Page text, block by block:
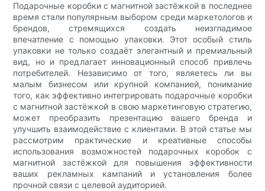
Подарочные коробки с магнитной застёжкой в ​​последнее
время стали популярным выбором среди маркетологов и
брендов, стремящихся создать неизгладимое
впечатление с помощью упаковки. Этот особый стиль
упаковки не только создаёт элегантный и премиальный
вид, но и предлагает инновационный способ привлечь
потребителей. Независимо от того, являетесь ли вы
малым бизнесом или крупной компанией, понимание
того, как эффективно интегрировать подарочные коробки
с магнитной застёжкой в ​​свою маркетинговую стратегию,
может преобразить презентацию вашего бренда и
улучшить взаимодействие с клиентами. В этой статье мы
рассмотрим практические и креативные способы
использования возможностей подарочных коробок с
магнитной застёжкой для повышения эффективности
ваших рекламных кампаний и установления более
прочной связи с целевой аудиторией.